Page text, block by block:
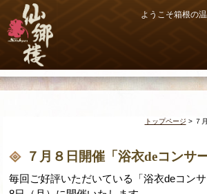
ようこそ箱根の
７
トップページ >
７月８日開催「浴衣deコンサ
毎回ご好評いただいている「浴衣deコン